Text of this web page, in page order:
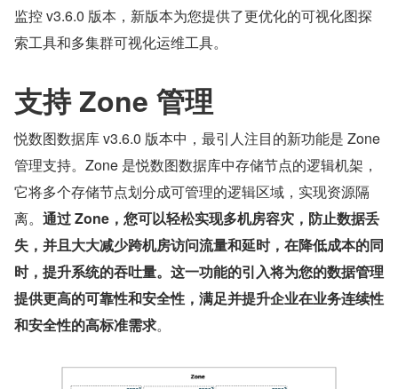
监控 v3.6.0 版本，新版本为您提供了更优化的可视化图探
索工具和多集群可视化运维工具。
支持 Zone 管理
悦数图数据库 v3.6.0 版本中，最引人注目的新功能是 Zone
管理支持。Zone 是悦数图数据库中存储节点的逻辑机架，
它将多个存储节点划分成可管理的逻辑区域，实现资源隔
离。 通过 Zone，您可以轻松实现多机房容灾，防止数据丢
失，并且大大减少跨机房访问流量和延时，在降低成本的同
时，提升系统的吞吐量。这一功能的引入将为您的数据管理
提供更高的可靠性和安全性，满足并提升企业在业务连续性
和安全性的高标准需求。